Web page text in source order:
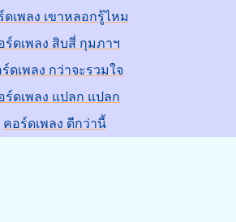
ดเพลง เขาหลอกรู้ไหม
ร์ดเพลง สิบสี่ กุมภาฯ
ดเพลง กว่าจะรวมใจ
ร์ดเพลง แปลก แปลก
คอร์ดเพลง ดีกว่านี้